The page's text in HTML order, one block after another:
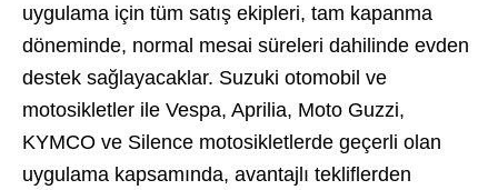
uygulama için tüm satış ekipleri, tam kapanma
döneminde, normal mesai süreleri dahilinde evden
destek sağlayacaklar. Suzuki otomobil ve
motosikletler ile Vespa, Aprilia, Moto Guzzi,
KYMCO ve Silence motosikletlerde geçerli olan
uygulama kapsamında, avantajlı tekliflerden